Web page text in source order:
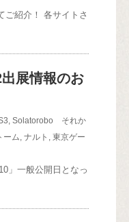
ご紹介！ 各サイトさ
出展情報のお
, Solatorobo それか
ーム, ナルト , 東京ゲー
」一般公開日となっ